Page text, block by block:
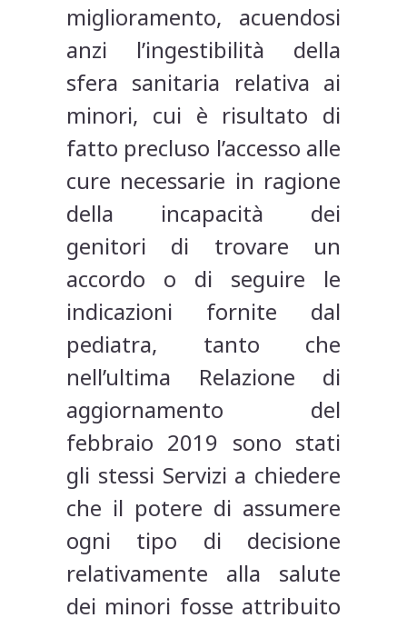
miglioramento, acuendosi
anzi l’ingestibilità della
sfera sanitaria relativa ai
minori, cui è risultato di
fatto precluso l’accesso alle
cure necessarie in ragione
della incapacità dei
genitori di trovare un
accordo o di seguire le
indicazioni fornite dal
pediatra, tanto che
nell’ultima Relazione di
aggiornamento del
febbraio 2019 sono stati
gli stessi Servizi a chiedere
che il potere di assumere
ogni tipo di decisione
relativamente alla salute
dei minori fosse attribuito